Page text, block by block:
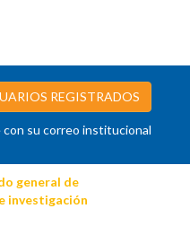
REGISTRADOS
con su correo institucional
general de
investigación